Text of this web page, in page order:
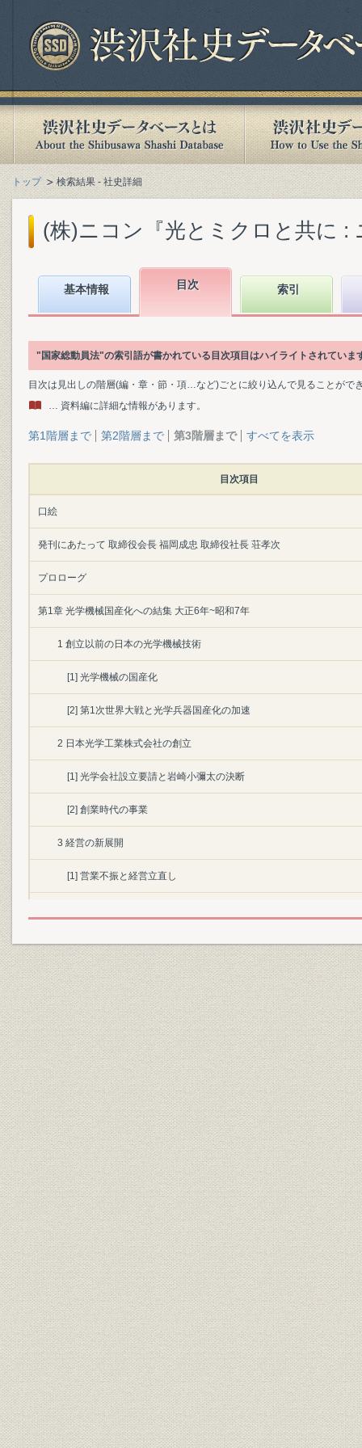
トップ 検索結果 - 社史詳細
(株)ニコン『光とミクロと共に :
基本情報 目次 索引
"国家総動員法"の索引語が書かれている目次項目はハイライトされていま
目次は見出しの階層(編・章・節・項…など)ごとに絞り込んで見ることがで
… 資料編に詳細な情報があります。
第1階層まで 第2階層まで 第3階層まで すべてを表示
目次項目
口絵
発刊にあたって 取締役会長 福岡成忠 取締役社長 荘孝次
プロローグ
第1章 光学機械国産化への結集 大正6年~昭和7年
1 創立以前の日本の光学機械技術
[1] 光学機械の国産化
[2] 第1次世界大戦と光学兵器国産化の加速
2 日本光学工業株式会社の創立
[1] 光学会社設立要請と岩崎小彌太の決断
[2] 創業時代の事業
3 経営の新展開
[1] 営業不振と経営立直し
4 自主技術の向上
[1] 光学兵器の開発
[2] 写真レンズ「ニッコール」の誕生
[3] 光学ガラス自製への挑戦
第2章 大軍需会社へ 昭和8年~昭和20年
1 増産要請への対応
[1] 大井工場の拡充
[2] 生産拠点の拡大
[3] 人員の増強と技能の養成
[4] 資金調達力の増大
2 戦時下の技術集団
[1] 機械式コンピュータの開発―指揮装置
[2] 大型光学兵器の開発
[3] 数々の軍用光学機械
[4] 自由な研究風土
[5] 光学ガラスの増産